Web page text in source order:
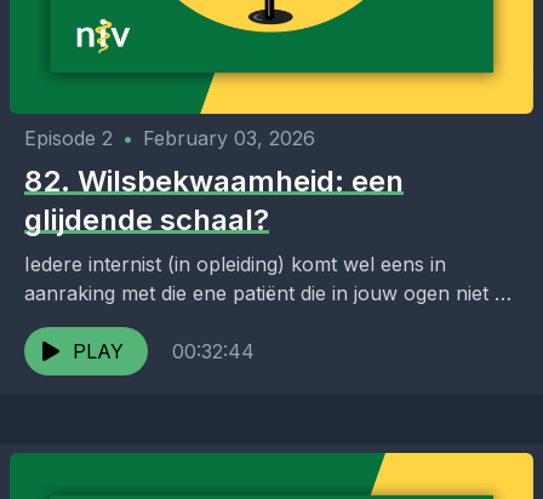
Episode 2 • February 03, 2026
82. Wilsbekwaamheid: een
glijdende schaal?
Iedere internist (in opleiding) komt wel eens in
aanraking met die ene patiënt die in jouw ogen niet de
juiste beslissing neemt t.a.v. een...
PLAY
00:32:44